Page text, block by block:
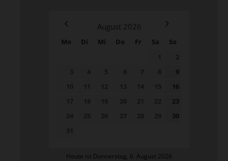
August 2026
Mo Di Mi Do Fr Sa
So
9
16
23
30
Heute ist Donnerstag, 6. August 2026